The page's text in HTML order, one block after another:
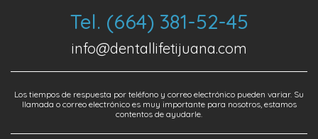
Tel. (664) 381-52-45
info@dentallifetijuana.com
Los tiempos de respuesta por teléfono y correo electrónico pueden variar. Su
llamada o correo electrónico es muy importante para nosotros, estamos
contentos de ayudarle.